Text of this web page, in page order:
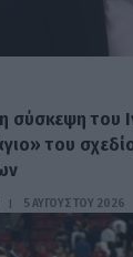
σύσκεψη του
του
5 ΑΥΓΟΎΣΤΟΥ 2026